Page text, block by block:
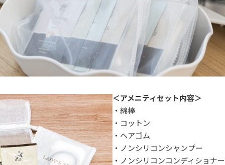
＜アメニティセット内容＞
・綿棒
・コットン
・ヘアゴム
・ノンシリコンシャンプー
・ノンシリコンコンディショナー